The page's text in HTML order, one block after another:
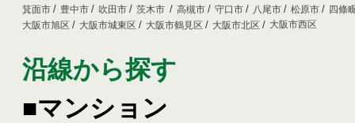
箕面市 豊中市 吹田市 茨木市 高槻市 守口市 八尾市 松原市
四條
大阪市旭区
大阪市城東区 大阪市鶴見区 大阪市北区 大阪市西区
沿線から探す
■マンション